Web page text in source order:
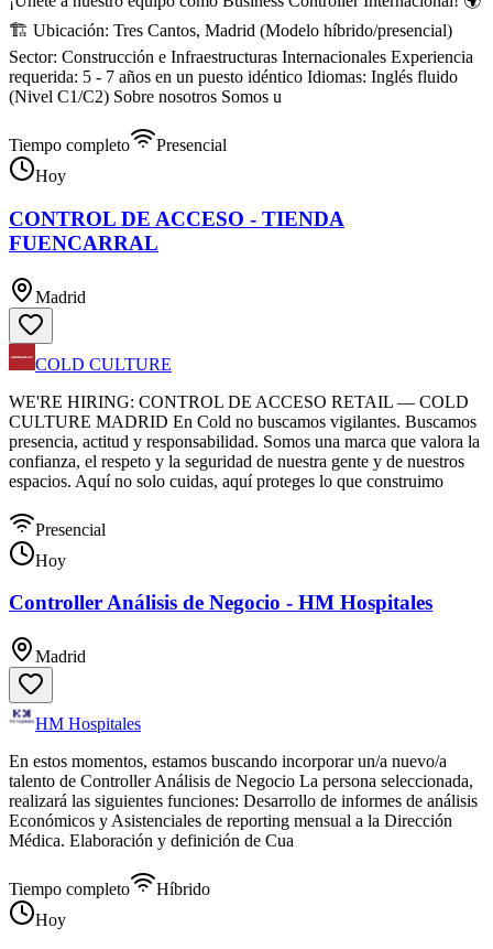
🏗️ Ubicación: Tres Cantos, Madrid (Modelo híbrido/presencial)
Sector: Construcción e Infraestructuras Internacionales Experiencia
requerida: 5 - 7 años en un puesto idéntico Idiomas: Inglés fluido
(Nivel C1/C2) Sobre nosotros Somos u
Tiempo completo
Presencial
Hoy
CONTROL DE ACCESO - TIENDA
FUENCARRAL
Madrid
COLD CULTURE
WE'RE HIRING: CONTROL DE ACCESO RETAIL — COLD
CULTURE MADRID En Cold no buscamos vigilantes. Buscamos
presencia, actitud y responsabilidad. Somos una marca que valora la
confianza, el respeto y la seguridad de nuestra gente y de nuestros
espacios. Aquí no solo cuidas, aquí proteges lo que construimo
Presencial
Hoy
Controller Análisis de Negocio - HM Hospitales
Madrid
HM Hospitales
En estos momentos, estamos buscando incorporar un/a nuevo/a
talento de Controller Análisis de Negocio La persona seleccionada,
realizará las siguientes funciones: Desarrollo de informes de análisis
Económicos y Asistenciales de reporting mensual a la Dirección
Médica. Elaboración y definición de Cua
Tiempo completo
Híbrido
Hoy